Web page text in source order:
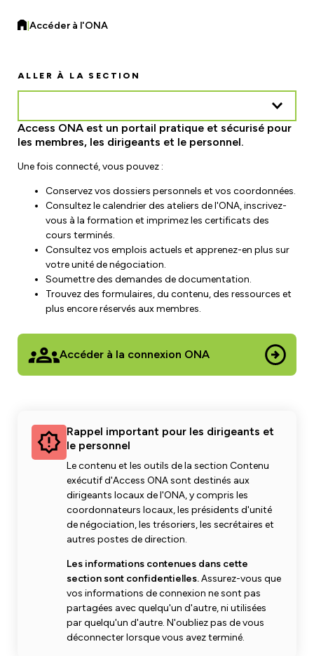
Régions, sections locales et unités de
Trouvez votre local
Actualités
Calendrier des événements et des ateliers
Magazine F-Word
Inscription à la newsletter électronique
Salle de cinéma
Assurance Responsabilité Civile
Éducation
Ateliers
eLearning
Demander à un spécialiste
Bourses d'études et bourses
Rejoignez un comité ou une équipe
Développement du leadership
Cotisations syndicales
Mettez à jour vos informations de membre
Étudiants infirmiers
Retraités
Infirmières praticiennes
Sécurité du lieu de travail
Risques sur le lieu de travail
Ministère du Travail
Commission de la sécurité professionnelle et de
l'assurance contre les accidents du travail
Équipe des droits de la personne et de l'équité
Lutte contre le racisme et l'oppression
Club de lecture
Aménagements et retour au travail
Accéder à l'ONA
Access ONA est un portail pratique et sécurisé pour
les membres, les dirigeants et le personnel.
Une fois connecté, vous pouvez :
Conservez vos dossiers personnels et vos coordonnées.
Consultez le calendrier des ateliers de l'ONA, inscrivez-
vous à la formation et imprimez les certificats des
cours terminés.
Consultez vos emplois actuels et apprenez-en plus sur
votre unité de négociation.
Soumettre des demandes de documentation.
Trouvez des formulaires, du contenu, des ressources et
plus encore réservés aux membres.
Accéder à la connexion ONA
Rappel important pour les dirigeants et
le personnel
Le contenu et les outils de la section Contenu
exécutif d'Access ONA sont destinés aux
dirigeants locaux de l'ONA, y compris les
coordonnateurs locaux, les présidents d'unité
de négociation, les trésoriers, les secrétaires et
autres postes de direction.
Les informations contenues dans cette
section sont confidentielles.Assurez-vous que
vos informations de connexion ne sont pas
partagées avec quelqu'un d'autre, ni utilisées
par quelqu'un d'autre. N'oubliez pas de vous
déconnecter lorsque vous avez terminé.
ALLER À LA SECTION